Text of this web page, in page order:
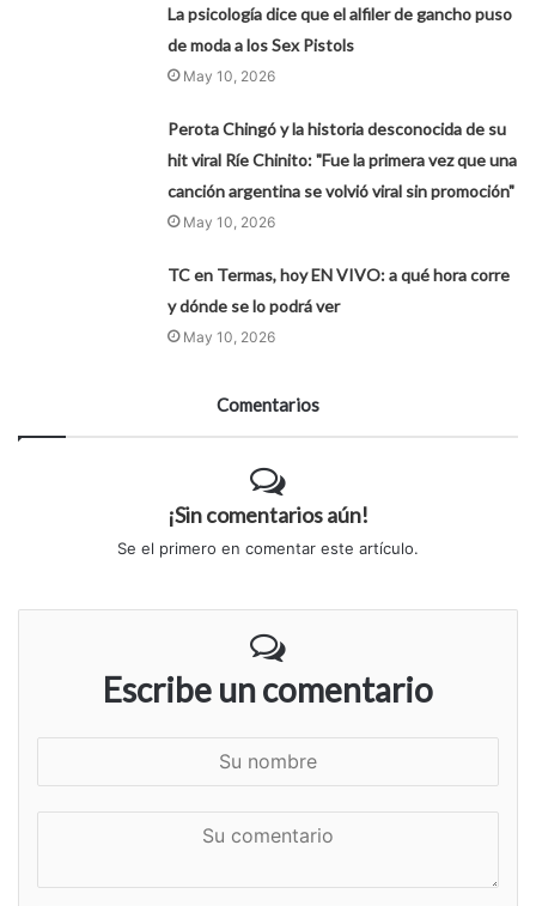
La psicología dice que el alfiler de gancho puso
de moda a los Sex Pistols
May 10, 2026
Perota Chingó y la historia desconocida de su
hit viral Ríe Chinito: "Fue la primera vez que una
canción argentina se volvió viral sin promoción"
May 10, 2026
TC en Termas, hoy EN VIVO: a qué hora corre
y dónde se lo podrá ver
May 10, 2026
Comentarios
¡Sin comentarios aún!
Se el primero en comentar este artículo.
Escribe un comentario